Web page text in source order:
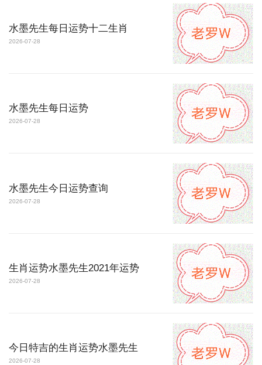
水墨先生每日运势十二生肖
2026-07-28
水墨先生每日运势
2026-07-28
水墨先生今日运势查询
2026-07-28
生肖运势水墨先生2021年运势
2026-07-28
今日特吉的生肖运势水墨先生
2026-07-28